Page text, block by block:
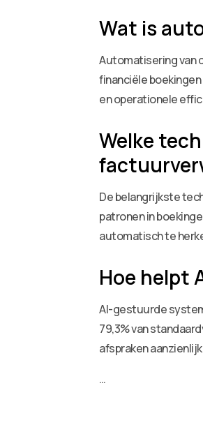
Wat is
Automatisering van
financiële
en operationele
Welke
De belangrijkste
patronen in
automatisch te
Hoe helpt
AI-gestuurde
79,3% van
afspraken
…